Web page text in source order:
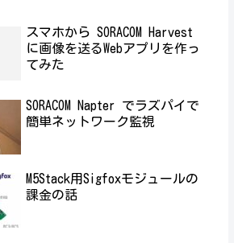
スマホから SORACOM Harvest
に画像を送るWebアプリを作っ
てみた
SORACOM Napter でラズパイで
簡単ネットワーク監視
M5Stack用Sigfoxモジュールの
課金の話